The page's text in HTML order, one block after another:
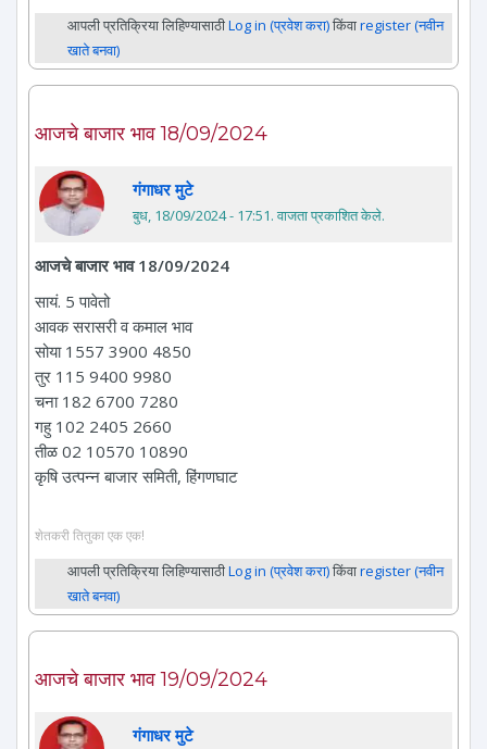
आपली प्रतिक्रिया लिहिण्यासाठीLog in (प्रवेश करा)किंवाregister (नवीन
खाते बनवा)
आजचे बाजार भाव 18/09/2024
गंगाधर मुटे
बुध, 18/09/2024 - 17:51. वाजता प्रकाशित केले.
आजचे बाजार भाव 18/09/2024
सायं. 5 पावेतो
आवक सरासरी व कमाल भाव
सोया 1557 3900 4850
तुर 115 9400 9980
चना 182 6700 7280
गहु 102 2405 2660
तीळ 02 10570 10890
कृषि उत्पन्न बाजार समिती, हिंगणघाट
शेतकरी तितुका एक एक!
आपली प्रतिक्रिया लिहिण्यासाठीLog in (प्रवेश करा)किंवाregister (नवीन
खाते बनवा)
आजचे बाजार भाव 19/09/2024
गंगाधर मुटे